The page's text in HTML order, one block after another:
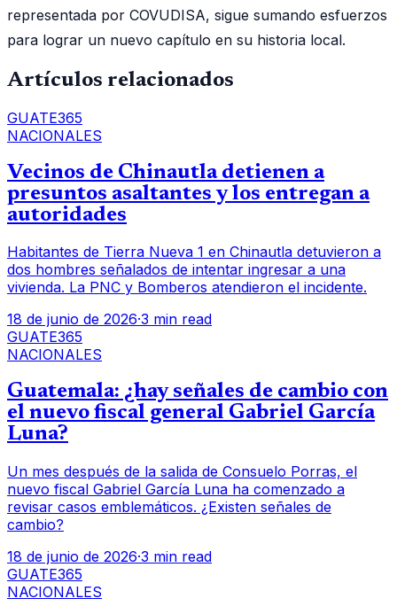
representada por COVUDISA, sigue sumando esfuerzos
para lograr un nuevo capítulo en su historia local.
Artículos relacionados
GUATE365
NACIONALES
Vecinos de Chinautla detienen a
presuntos asaltantes y los entregan a
autoridades
Habitantes de Tierra Nueva 1 en Chinautla detuvieron a
dos hombres señalados de intentar ingresar a una
vivienda. La PNC y Bomberos atendieron el incidente.
18 de junio de 2026·3 min read
GUATE365
NACIONALES
Guatemala: ¿hay señales de cambio con
el nuevo fiscal general Gabriel García
Luna?
Un mes después de la salida de Consuelo Porras, el
nuevo fiscal Gabriel García Luna ha comenzado a
revisar casos emblemáticos. ¿Existen señales de
cambio?
18 de junio de 2026·3 min read
GUATE365
NACIONALES